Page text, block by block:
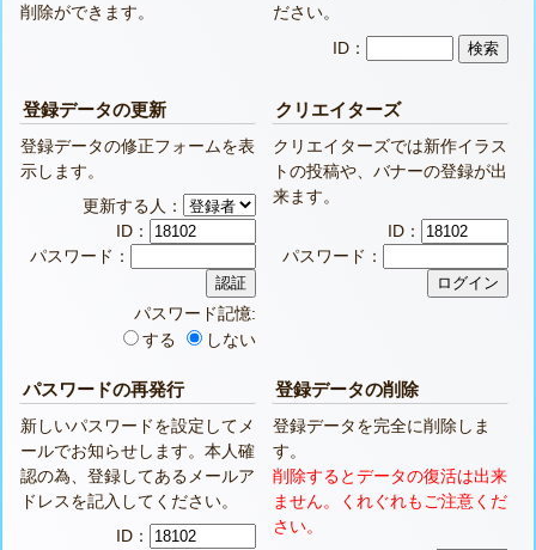
削除ができます。
ださい。
ID：
登録データの更新
登録データの修正フォームを表
示します。
更新する人：
ID：
パスワード：
パスワード記憶:
する
しない
クリエイターズ
クリエイターズでは新作イラス
トの投稿や、バナーの登録が出
来ます。
ID：
パスワード：
パスワードの再発行
新しいパスワードを設定してメ
ールでお知らせします。本人確
認の為、登録してあるメールア
ドレスを記入してください。
ID：
登録データの削除
登録データを完全に削除しま
す。
削除するとデータの復活は出来
ません。くれぐれもご注意くだ
さい。